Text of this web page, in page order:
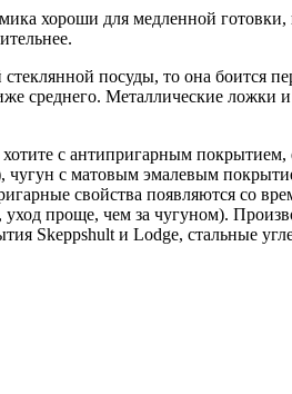
хороши для медленной готовки,
стеклянной посуды, то она боится
среднего. Металлические ложки
с антипригарным
с матовым эмалевым
свойства появляются со
уход проще, чем за чугуном).
Skeppshult и Lodge, стальные